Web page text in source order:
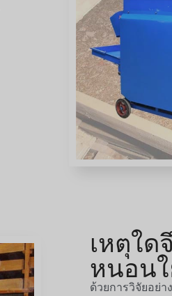
เหตุใด
หนอน
ด้วยการวิจัยอย่